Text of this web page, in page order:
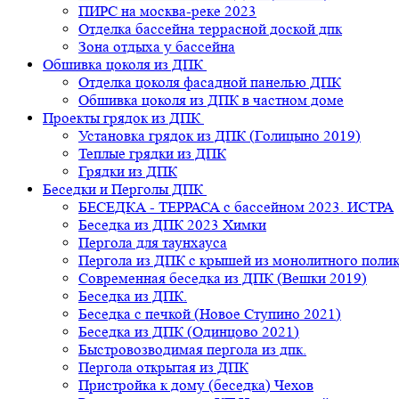
ПИРС на москва-реке 2023
Отделка бассейна террасной доской дпк
Зона отдыха у бассейна
Обшивка цоколя из ДПК
Отделка цоколя фасадной панелью ДПК
Обшивка цоколя из ДПК в частном доме
Проекты грядок из ДПК
Установка грядок из ДПК (Голицыно 2019)
Теплые грядки из ДПК
Грядки из ДПК
Беседки и Перголы ДПК
БЕСЕДКА - ТЕРРАСА с бассейном 2023. ИСТРА
Беседка из ДПК 2023 Химки
Пергола для таунхауса
Пергола из ДПК с крышей из монолитного
Современная беседка из ДПК (Вешки 2019)
Беседка из ДПК.
Беседка с печкой (Новое Ступино 2021)
Беседка из ДПК (Одинцово 2021)
Быстровозводимая пергола из дпк.
Пергола открытая из ДПК
Пристройка к дому (беседка) Чехов